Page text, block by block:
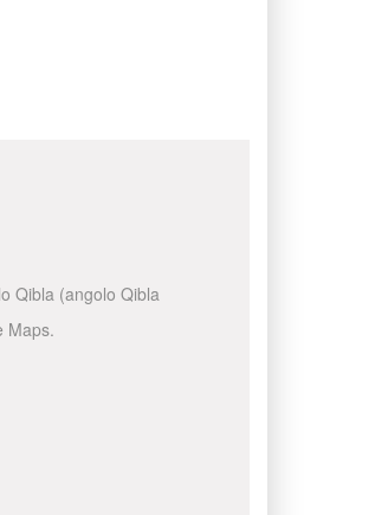
Qibla (angolo Qibla
Maps.